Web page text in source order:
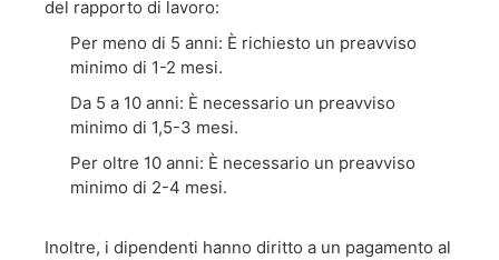
del rapporto di lavoro:
Per meno di 5 anni: È richiesto un preavviso
minimo di 1-2 mesi.
Da 5 a 10 anni: È necessario un preavviso
minimo di 1,5-3 mesi.
Per oltre 10 anni: È necessario un preavviso
minimo di 2-4 mesi.
Inoltre, i dipendenti hanno diritto a un pagamento al